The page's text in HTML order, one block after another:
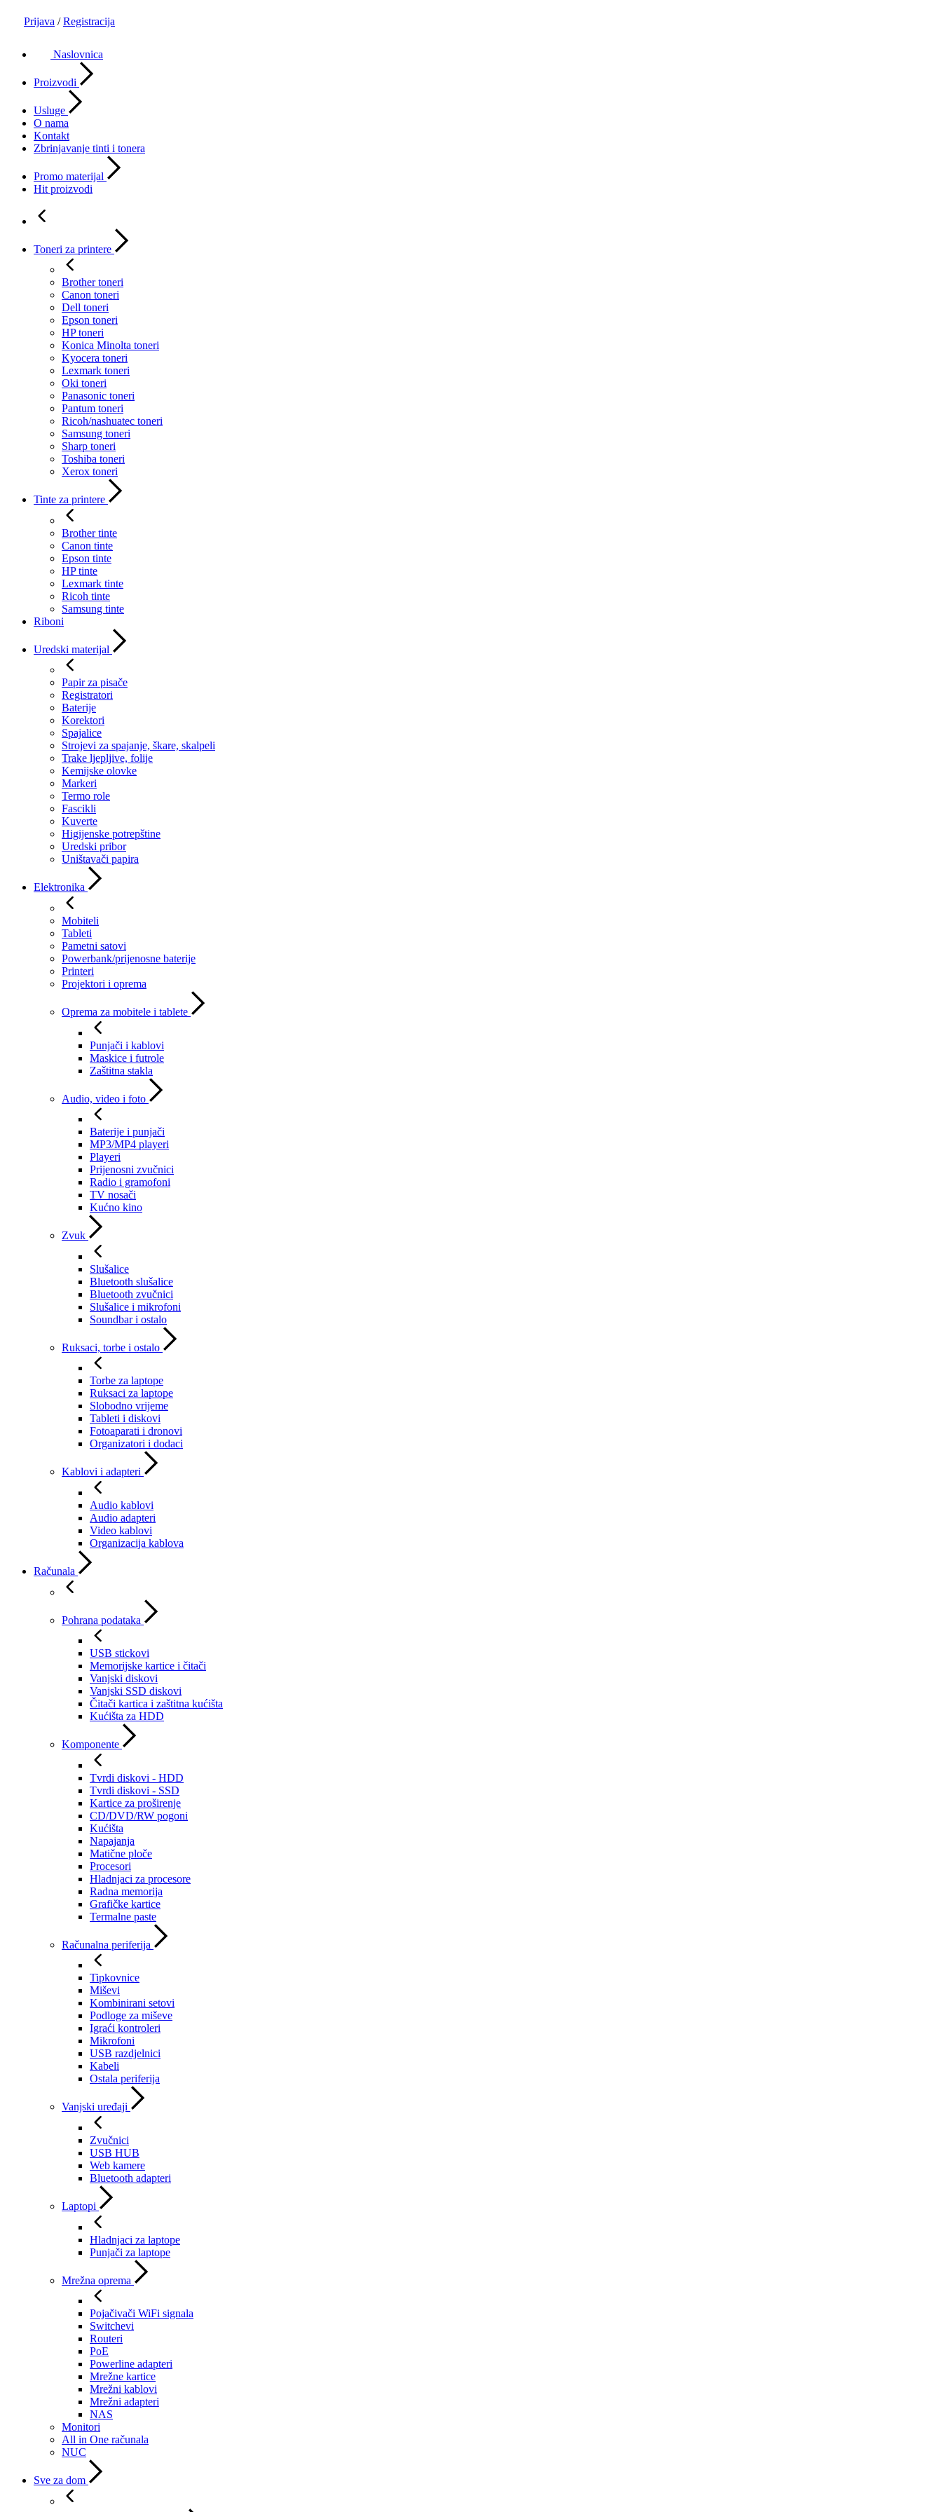
Prijava / Registracija
Naslovnica
Proizvodi
Usluge
O nama
Kontakt
Zbrinjavanje tinti i tonera
Promo materijal
Hit proizvodi
Toneri za printere
Brother toneri
Canon toneri
Dell toneri
Epson toneri
HP toneri
Konica Minolta toneri
Kyocera toneri
Lexmark toneri
Oki toneri
Panasonic toneri
Pantum toneri
Ricoh/nashuatec toneri
Samsung toneri
Sharp toneri
Toshiba toneri
Xerox toneri
Tinte za printere
Brother tinte
Canon tinte
Epson tinte
HP tinte
Lexmark tinte
Ricoh tinte
Samsung tinte
Riboni
Uredski materijal
Papir za pisače
Registratori
Baterije
Korektori
Spajalice
Strojevi za spajanje, škare, skalpeli
Trake ljepljive, folije
Kemijske olovke
Markeri
Termo role
Fascikli
Kuverte
Higijenske potrepštine
Uredski pribor
Uništavači papira
Elektronika
Mobiteli
Tableti
Pametni satovi
Powerbank/prijenosne baterije
Printeri
Projektori i oprema
Oprema za mobitele i tablete
Punjači i kablovi
Maskice i futrole
Zaštitna stakla
Audio, video i foto
Baterije i punjači
MP3/MP4 playeri
Playeri
Prijenosni zvučnici
Radio i gramofoni
TV nosači
Kućno kino
Zvuk
Slušalice
Bluetooth slušalice
Bluetooth zvučnici
Slušalice i mikrofoni
Soundbar i ostalo
Ruksaci, torbe i ostalo
Torbe za laptope
Ruksaci za laptope
Slobodno vrijeme
Tableti i diskovi
Fotoaparati i dronovi
Organizatori i dodaci
Kablovi i adapteri
Audio kablovi
Audio adapteri
Video kablovi
Organizacija kablova
Računala
Pohrana podataka
USB stickovi
Memorijske kartice i čitači
Vanjski diskovi
Vanjski SSD diskovi
Čitači kartica i zaštitna kućišta
Kućišta za HDD
Komponente
Tvrdi diskovi - HDD
Tvrdi diskovi - SSD
Kartice za proširenje
CD/DVD/RW pogoni
Kućišta
Napajanja
Matične ploče
Procesori
Hladnjaci za procesore
Radna memorija
Grafičke kartice
Termalne paste
Računalna periferija
Tipkovnice
Miševi
Kombinirani setovi
Podloge za miševe
Igraći kontroleri
Mikrofoni
USB razdjelnici
Kabeli
Ostala periferija
Vanjski uređaji
Zvučnici
USB HUB
Web kamere
Bluetooth adapteri
Laptopi
Hladnjaci za laptope
Punjači za laptope
Mrežna oprema
Pojačivači WiFi signala
Switchevi
Routeri
PoE
Powerline adapteri
Mrežne kartice
Mrežni kablovi
Mrežni adapteri
NAS
Monitori
All in One računala
NUC
Sve za dom